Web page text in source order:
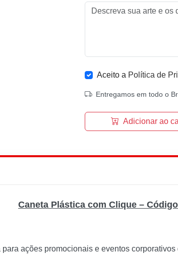
Aceito a Política de
Entregamos em todo o
Adicionar ao
Caneta Plástica com Clique –
ações promocionais e eventos corporativos